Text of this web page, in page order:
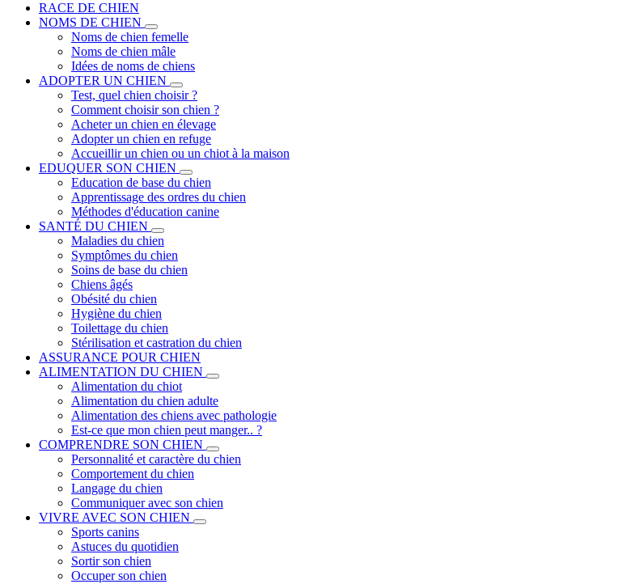
RACE DE CHIEN
NOMS DE CHIEN
Noms de chien femelle
Noms de chien mâle
Idées de noms de chiens
ADOPTER UN CHIEN
Test, quel chien choisir ?
Comment choisir son chien ?
Acheter un chien en élevage
Adopter un chien en refuge
Accueillir un chien ou un chiot à la maison
EDUQUER SON CHIEN
Education de base du chien
Apprentissage des ordres du chien
Méthodes d'éducation canine
SANTÉ DU CHIEN
Maladies du chien
Symptômes du chien
Soins de base du chien
Chiens âgés
Obésité du chien
Hygiène du chien
Toilettage du chien
Stérilisation et castration du chien
ASSURANCE POUR CHIEN
ALIMENTATION DU CHIEN
Alimentation du chiot
Alimentation du chien adulte
Alimentation des chiens avec pathologie
Est-ce que mon chien peut manger.. ?
COMPRENDRE SON CHIEN
Personnalité et caractère du chien
Comportement du chien
Langage du chien
Communiquer avec son chien
VIVRE AVEC SON CHIEN
Sports canins
Astuces du quotidien
Sortir son chien
Occuper son chien